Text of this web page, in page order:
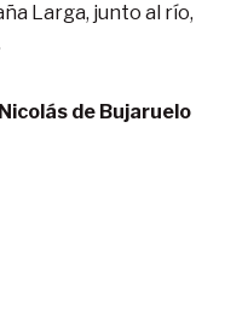
Larga, junto al río,
de Bujaruelo